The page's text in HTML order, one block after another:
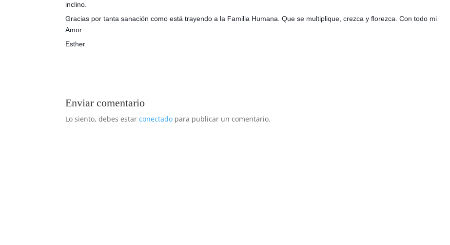
inclino.
Gracias por tanta sanación como está trayendo a la Familia Humana. Que se multiplique, crezca y florezca.Con todo mi
Amor.
Esther
Enviar comentario
Lo siento, debes estarconectado para publicar un comentario.